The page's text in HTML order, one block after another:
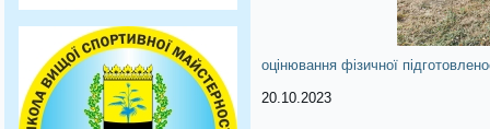
оцінювання фізичної
20.10.2023